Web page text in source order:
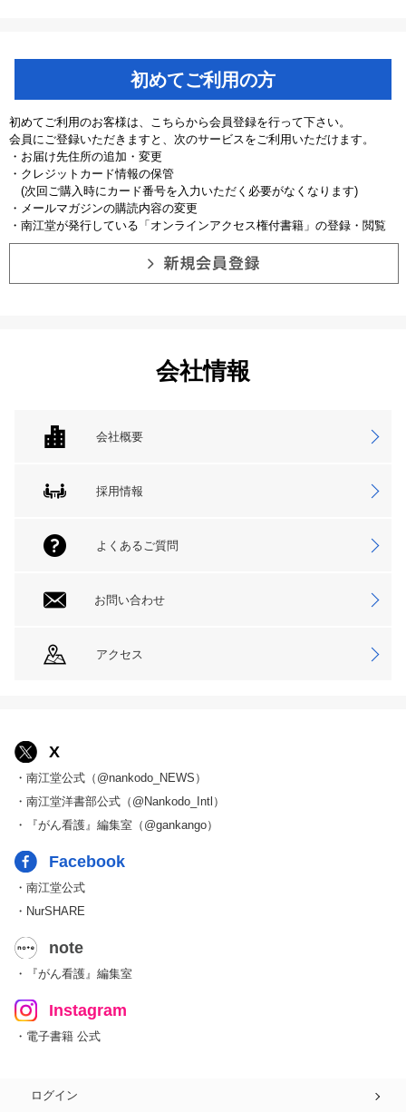
初めてご利用の方
初めてご利用のお客様は、こちらから会員登録を行って下さい。
会員にご登録いただきますと、次のサービスをご利用いただけます。
・お届け先住所の追加・変更
・クレジットカード情報の保管
(次回ご購入時にカード番号を入力いただく必要がなくなります)
・メールマガジンの購読内容の変更
・南江堂が発行している「オンラインアクセス権付書籍」の登録・閲覧
会社情報
会社概要
採用情報
よくあるご質問
お問い合わせ
アクセス
X
・南江堂公式（@nankodo_NEWS）
・南江堂洋書部公式（@Nankodo_Intl）
・『がん看護』編集室（@gankango）
Facebook
・南江堂公式
・NurSHARE
note
・『がん看護』編集室
Instagram
・電子書籍 公式
ログイン